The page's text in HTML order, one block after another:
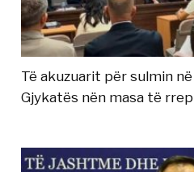
Të akuzuarit për sulmin
Gjykatës nën masa të